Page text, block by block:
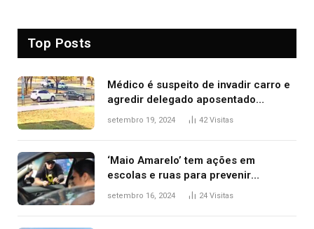
Top Posts
Médico é suspeito de invadir carro e
agredir delegado aposentado
durante confusão no trânsito
setembro 19, 2024 42Visitas
‘Maio Amarelo’ tem ações em
escolas e ruas para prevenir
acidentes no trânsito no AP
setembro 16, 2024 24 Visitas